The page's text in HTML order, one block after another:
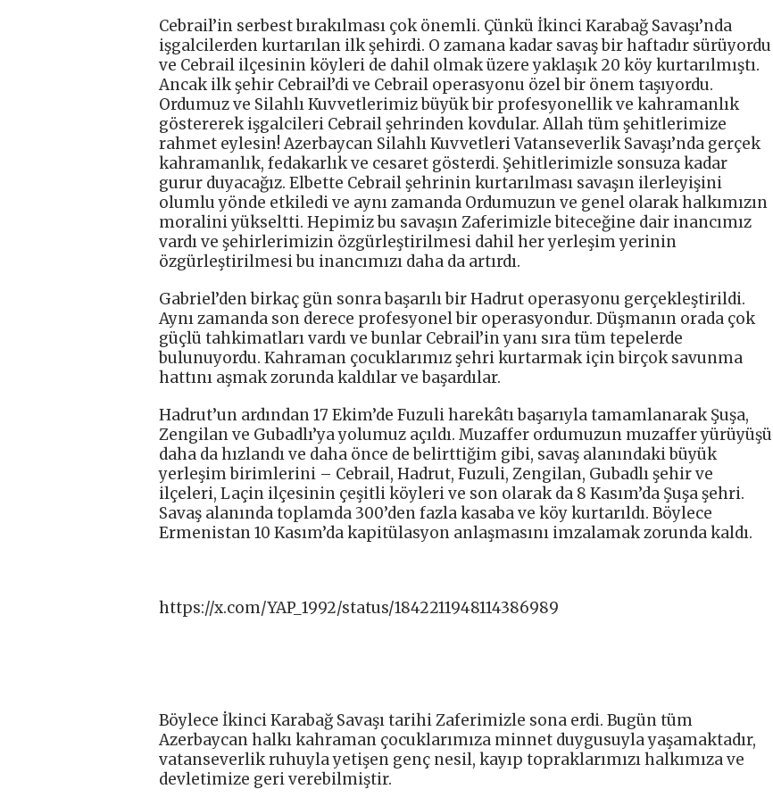
Cebrail’in serbest bırakılması çok önemli. Çünkü İkinci Karabağ Savaşı’nda
işgalcilerden kurtarılan ilk şehirdi. O zamana kadar savaş bir haftadır sürüyordu
ve Cebrail ilçesinin köyleri de dahil olmak üzere yaklaşık 20 köy kurtarılmıştı.
Ancak ilk şehir Cebrail’di ve Cebrail operasyonu özel bir önem taşıyordu.
Ordumuz ve Silahlı Kuvvetlerimiz büyük bir profesyonellik ve kahramanlık
göstererek işgalcileri Cebrail şehrinden kovdular. Allah tüm şehitlerimize
rahmet eylesin! Azerbaycan Silahlı Kuvvetleri Vatanseverlik Savaşı’nda gerçek
kahramanlık, fedakarlık ve cesaret gösterdi. Şehitlerimizle sonsuza kadar
gurur duyacağız. Elbette Cebrail şehrinin kurtarılması savaşın ilerleyişini
olumlu yönde etkiledi ve aynı zamanda Ordumuzun ve genel olarak halkımızın
moralini yükseltti. Hepimiz bu savaşın Zaferimizle biteceğine dair inancımız
vardı ve şehirlerimizin özgürleştirilmesi dahil her yerleşim yerinin
özgürleştirilmesi bu inancımızı daha da artırdı.
Gabriel’den birkaç gün sonra başarılı bir Hadrut operasyonu gerçekleştirildi.
Aynı zamanda son derece profesyonel bir operasyondur. Düşmanın orada çok
güçlü tahkimatları vardı ve bunlar Cebrail’in yanı sıra tüm tepelerde
bulunuyordu. Kahraman çocuklarımız şehri kurtarmak için birçok savunma
hattını aşmak zorunda kaldılar ve başardılar.
Hadrut’un ardından 17 Ekim’de Fuzuli harekâtı başarıyla tamamlanarak Şuşa,
Zengilan ve Gubadlı’ya yolumuz açıldı. Muzaffer ordumuzun muzaffer yürüyüşü
daha da hızlandı ve daha önce de belirttiğim gibi, savaş alanındaki büyük
yerleşim birimlerini – Cebrail, Hadrut, Fuzuli, Zengilan, Gubadlı şehir ve
ilçeleri, Laçin ilçesinin çeşitli köyleri ve son olarak da 8 Kasım’da Şuşa şehri.
Savaş alanında toplamda 300’den fazla kasaba ve köy kurtarıldı. Böylece
Ermenistan 10 Kasım’da kapitülasyon anlaşmasını imzalamak zorunda kaldı.
https://x.com/YAP_1992/status/1842211948114386989
Böylece İkinci Karabağ Savaşı tarihi Zaferimizle sona erdi. Bugün tüm
Azerbaycan halkı kahraman çocuklarımıza minnet duygusuyla yaşamaktadır,
vatanseverlik ruhuyla yetişen genç nesil, kayıp topraklarımızı halkımıza ve
devletimize geri verebilmiştir.